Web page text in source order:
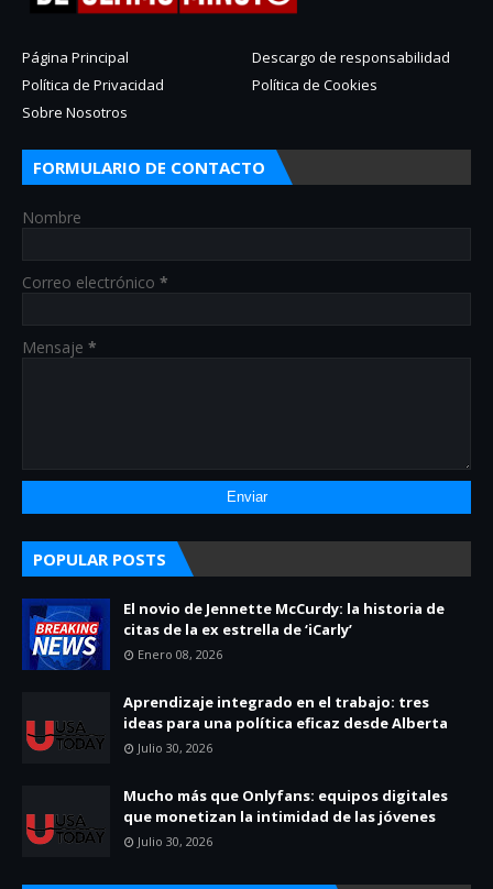
Página Principal
Descargo de responsabilidad
Política de Privacidad
Política de Cookies
Sobre Nosotros
FORMULARIO DE CONTACTO
Nombre
Correo electrónico *
Mensaje *
POPULAR POSTS
El novio de Jennette McCurdy: la historia de
citas de la ex estrella de ‘iCarly’
Enero 08, 2026
Aprendizaje integrado en el trabajo: tres
ideas para una política eficaz desde Alberta
Julio 30, 2026
Mucho más que Onlyfans: equipos digitales
que monetizan la intimidad de las jóvenes
Julio 30, 2026